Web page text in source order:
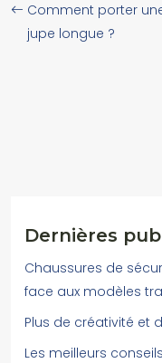
Comment porter
jupe longue ?
Dernières
Chaussures de
face aux modèles
Plus de créativité et
Les meilleurs